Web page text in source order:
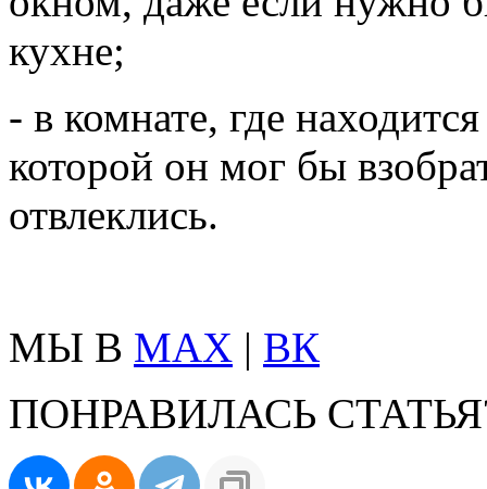
кухне;
- в комнате, где
которой он мог бы
отвлеклись.
МЫ В MAX | ВК
ПОНРАВИЛАСЬ